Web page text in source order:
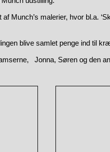
Munch’s malerier, hvor bl.a.
blive samlet penge ind til
Jonna, Søren og den